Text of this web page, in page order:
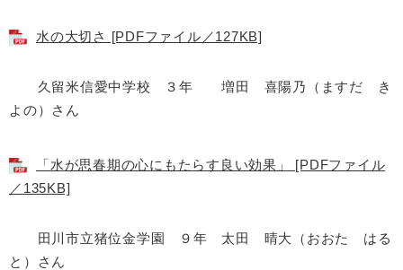
水の大切さ [PDFファイル／127KB]
久留米信愛中学校 ３年 増田 喜陽乃（ますだ き
よの）さん
「水が思春期の心にもたらす良い効果」 [PDFファイル
／135KB]
田川市立猪位金学園 ９年 太田 晴大（おおた はる
と）さん